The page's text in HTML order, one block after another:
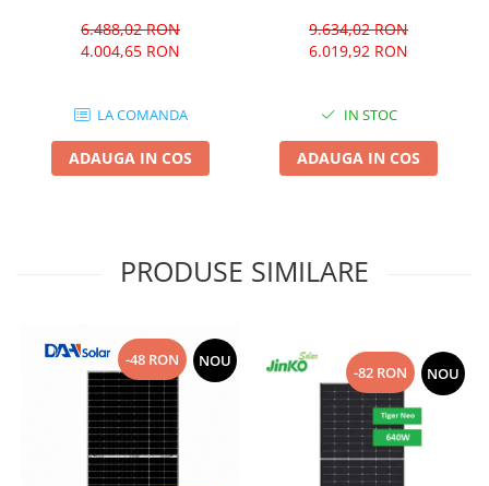
6.488,02 RON
4.004,65 RON
LA COMANDA
ADAUGA IN COS
9.634,02 RON
6.019,92 RON
IN STOC
ADAUGA IN COS
PRODUSE SIMILARE
-48 RON NOU
-82 RON NOU